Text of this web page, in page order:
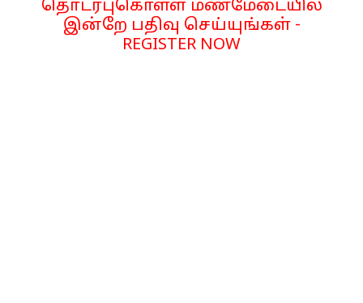
தொடர்புகொள்ள மணமேடையில்
இன்றே பதிவு செய்யுங்கள் -
REGISTER NOW